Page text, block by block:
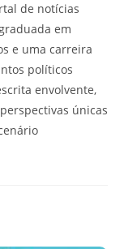
de notícias
em
e uma carreira
políticos
envolvente,
únicas